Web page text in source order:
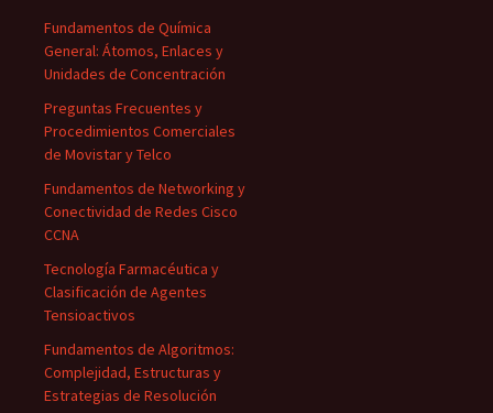
Fundamentos de Química
General: Átomos, Enlaces y
Unidades de Concentración
Preguntas Frecuentes y
Procedimientos Comerciales
de Movistar y Telco
Fundamentos de Networking y
Conectividad de Redes Cisco
CCNA
Tecnología Farmacéutica y
Clasificación de Agentes
Tensioactivos
Fundamentos de Algoritmos:
Complejidad, Estructuras y
Estrategias de Resolución